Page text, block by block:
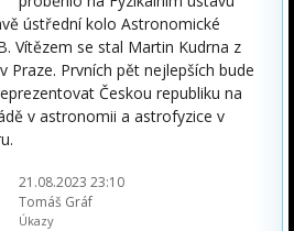
ústřední kolo Astronomické
Vítězem se stal Martin Kudrna z
Praze. Prvních pět nejlepších bude
Českou republiku na
v astronomii a astrofyzice v
21.08.2023 23:10
Tomáš Gráf
Úkazy